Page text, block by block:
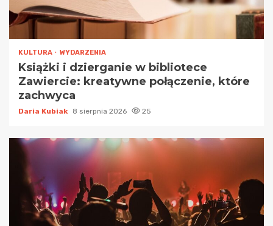
KULTURA WYDARZENIA
Książki i dzierganie w bibliotece
Zawiercie: kreatywne połączenie, które
zachwyca
Daria Kubiak 8 sierpnia 2026 25